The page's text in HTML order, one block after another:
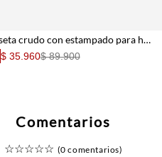
Camiseta crudo con estampado para hombre
$ 35.960$ 89.900
Comentarios
☆☆☆☆☆ (0 comentarios)